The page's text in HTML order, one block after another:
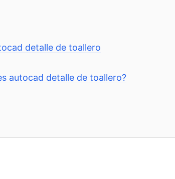
detalle de toallero
autocad detalle de toallero?